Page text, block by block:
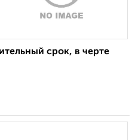
срок, в черте